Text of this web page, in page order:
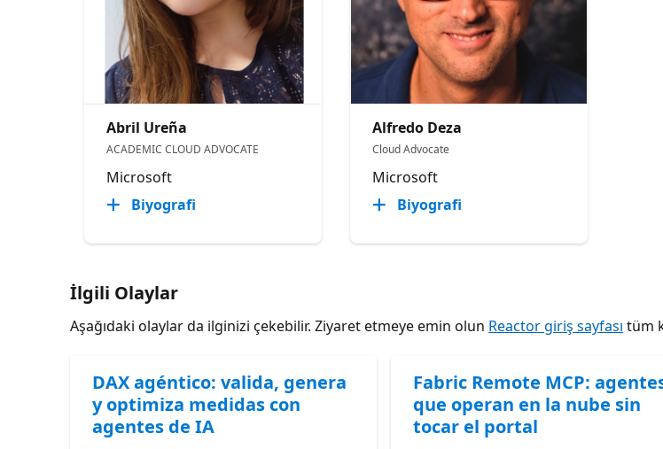
Abril Ureña
ACADEMIC CLOUD ADVOCATE
Microsoft
Biyografi
Alfredo Deza
Cloud Advocate
Microsoft
Biyografi
İlgili Olaylar
Aşağıdaki olaylar da ilginizi çekebilir. Ziyaret etmeye emin olun Reactor giriş sayfası tüm
DAX agéntico: valida, genera
y optimiza medidas con
agentes de IA
Fabric Remote MCP:
que operan en la nube sin
tocar el portal